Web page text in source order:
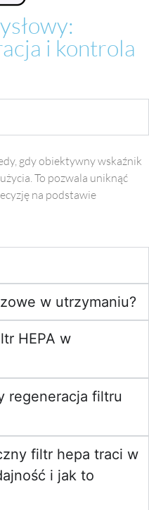
i kontrola
gdy obiektywny wskaźnik
To pozwala uniknąć
na podstawie
w utrzymaniu?
HEPA w
regeneracja filtru
filtr hepa traci w
i jak to